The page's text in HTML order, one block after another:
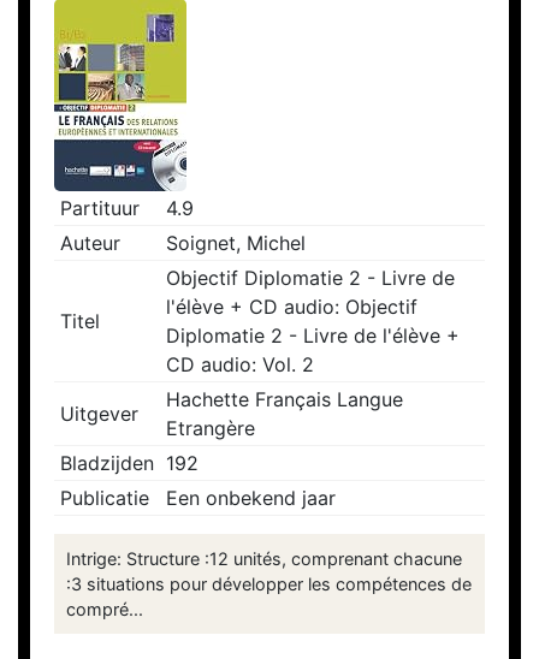
Partituur
4.9
Auteur
Soignet, Michel
Titel
Objectif Diplomatie 2 - Livre de
l'élève + CD audio: Objectif
Diplomatie 2 - Livre de l'élève +
CD audio: Vol. 2
Uitgever
Hachette Français Langue
Etrangère
Bladzijden 192
Publicatie
Een onbekend jaar
Intrige: Structure :12 unités, comprenant chacune
:3 situations pour développer les compétences de
compré...